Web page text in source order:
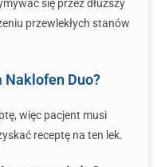
się przez dłuższy
przewlekłych stanów
Naklofen Duo?
więc pacjent musi
receptę na ten lek.